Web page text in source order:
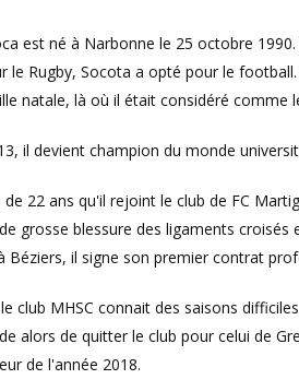
est né à Narbonne le 25 octobre
le Rugby, Socota a opté pour le
natale, là où il était considéré comme
il devient champion du monde
de 22 ans qu'il rejoint le club de FC
grosse blessure des ligaments
Béziers, il signe son premier contrat
club MHSC connait des saisons
alors de quitter le club pour celui de
de l'année 2018.